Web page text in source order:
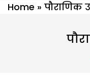
Home » पौराणिक